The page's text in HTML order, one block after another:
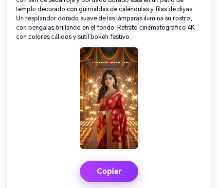
templo decorado con guirnaldas de caléndulas y filas de diyas.
Un resplandor dorado suave de las lámparas ilumina su rostro,
con bengalas brillando en el fondo. Retrato cinematográfico 4K
con colores cálidos y sutil bokeh festivo.
Copiar